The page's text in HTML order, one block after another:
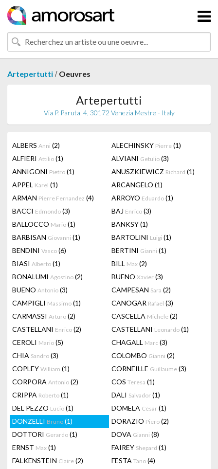
Artepertutti / Oeuvres
Artepertutti
Via P. Paruta, 4, 30172 Venezia Mestre - Italy
ALBERS Anni (2) ALECHINSKY Pierre (1)
ALFIERI Attilio (1) ALVIANI Getulio (3)
ANNIGONI Pietro (1) ANUSZKIEWICZ Richard (1)
APPEL Karel (1) ARCANGELO (1)
ARMAN Pierre Fernandez (4) ARROYO Eduardo (1)
BACCI Edmondo (3) BAJ Enrico (3)
BALLOCCO Mario (1) BANKSY(1)
BARBISAN Giovanni (1) BARTOLINI Luigi (1)
BENDINI Vasco (6) BERTINI Gianni (1)
BIASI Alberto (1) BILL Max (2)
BONALUMI Agostino (2) BUENO Xavier (3)
BUENO Antonio (3) CAMPESAN Sara (2)
CAMPIGLI Massimo (1) CANOGAR Rafael (3)
CARMASSI Arturo (2) CASCELLA Michele (2)
CASTELLANI Enrico (2) CASTELLANI Leonardo (1)
CEROLI Mario (5) CHAGALL Marc (3)
CHIA Sandro (3) COLOMBO Gianni (2)
COPLEY William (1) CORNEILLE Guillaume (3)
CORPORA Antonio (2) COS Teresa (1)
CRIPPA Roberto (1) DALI Salvador (1)
DEL PEZZO Lucio (1) DOMELA César (1)
DONZELLI Bruno (1) DORAZIO Piero (2)
DOTTORI Gerardo (1) DOVA Gianni (8)
ERNST Max (1) FAIREY Shepard (1)
FALKENSTEIN Claire (2) FESTA Tano (4)